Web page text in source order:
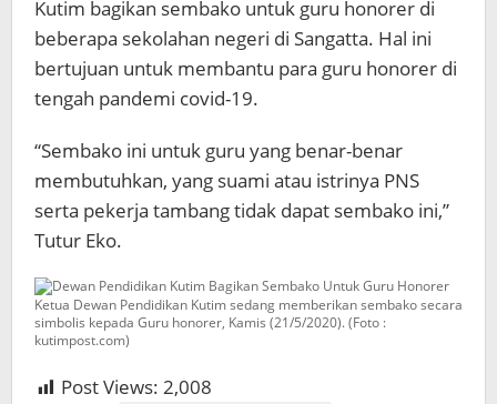
Kutim bagikan sembako untuk guru honorer di
beberapa sekolahan negeri di Sangatta. Hal ini
bertujuan untuk membantu para guru honorer di
tengah pandemi covid-19.
“Sembako ini untuk guru yang benar-benar
membutuhkan, yang suami atau istrinya PNS
serta pekerja tambang tidak dapat sembako ini,”
Tutur Eko.
Ketua Dewan Pendidikan Kutim sedang memberikan sembako secara
simbolis kepada Guru honorer, Kamis (21/5/2020). (Foto :
kutimpost.com)
Post Views: 2,008